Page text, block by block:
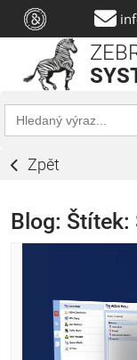
Search
for:
Zpět
Blog: Štítek: